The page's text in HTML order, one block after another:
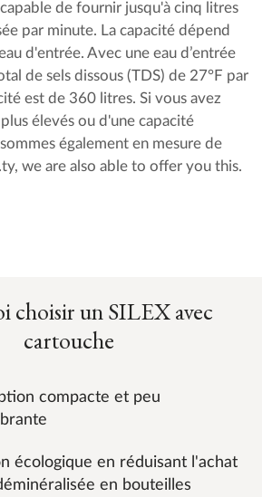
capable de fournir jusqu'à cinq litres
par minute. La capacité dépend
d'entrée. Avec une eau d’entrée
de sels dissous (TDS) de 27°F par
est de 360 litres. Si vous avez
élevés ou d'une capacité
également en mesure de
we are also able to offer you this.
choisir un SILEX avec
cartouche
compacte et peu
écologique en réduisant l'achat
en bouteilles